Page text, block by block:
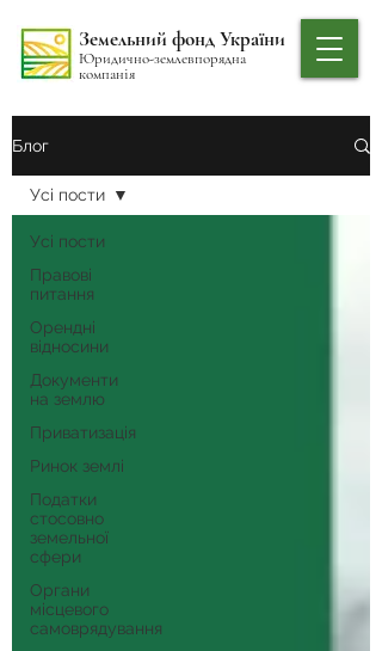
Земельний фонд України
Юридично-землевпорядна
компанія
Блог
Усі пости
Правові
питання
Орендні
відносини
Документи
на землю
Приватизація
Ринок землі
Податки
стосовно
земельної
сфери
Органи
місцевого
самоврядування
Усі пости